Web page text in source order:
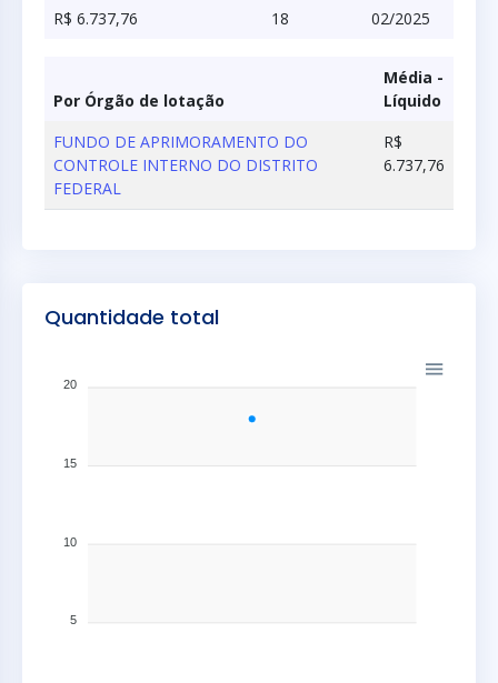
R$ 6.737,76
18 02/2025
Por Órgão de lotação
Média -
Líquido
FUNDO DE APRIMORAMENTO DO
CONTROLE INTERNO DO DISTRITO
FEDERAL
R$
6.737,76
Quantidade total
20
15
10
5